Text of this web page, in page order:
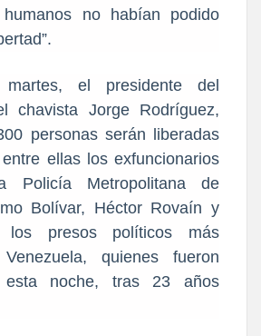
no habían podido
el presidente del
chavista Jorge Rodríguez,
personas serán liberadas
ellas los exfuncionarios
Policía Metropolitana de
Bolívar, Héctor Rovaín y
los presos políticos más
quienes fueron
esta noche, tras 23 años